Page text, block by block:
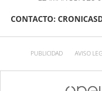
CONTACTO:
PUBLICIDAD AVISO